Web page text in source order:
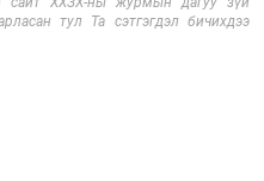
тул Та сэтгэгдэл бичихдээ